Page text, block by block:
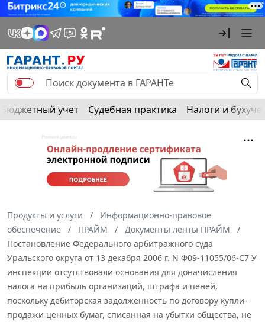
Бюджетный учет Судебная практика Налоги и
Продукты и услуги
Информационно-правовое
обеспечение
ПРАЙМ
Документы ленты ПРАЙМ
Постановление Федерального арбитражного суда
Уральского округа от 13 декабря 2006 г. N Ф09-11055/06-С7 У
инспекции отсутствовали основания для доначисления
налога на прибыль организаций, штрафа и пеней,
поскольку дебиторская задолженность по договору купли-
продажи ценных бумаг, списанная на убытки общества, не